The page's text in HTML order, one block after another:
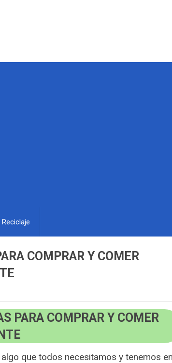
Reciclaje
COMPRAR Y COMER
PARA COMPRAR Y COMER
que todos necesitamos y tenemos